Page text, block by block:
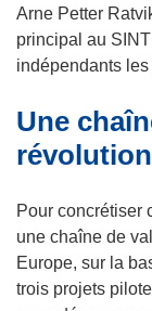
Arne Petter
principal au
indépendants les
Une
Pour concrétiser
une chaîne de
Europe, sur la
trois projets